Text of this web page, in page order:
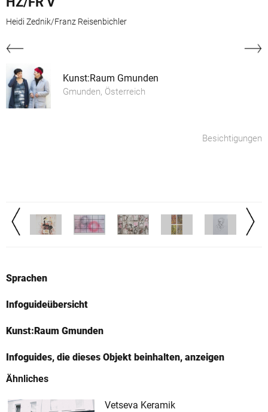
Heidi Zednik/Franz Reisenbichler
Kunst:Raum Gmunden
Gmunden, Österreich
Besichtigungen
Sprachen
Infoguideübersicht
Kunst:Raum Gmunden
Infoguides, die dieses Objekt beinhalten, anzeigen
Ähnliches
Vetseva Keramik